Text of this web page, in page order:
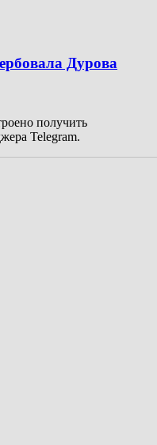
Дурова
получить
Telegram.